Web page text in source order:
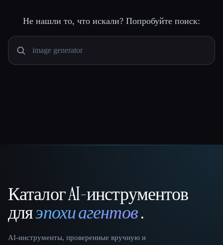
Не нашли то, что искали? Попробуйте поиск:
That AI Collection
Каталог AI-инструментов
дляэпохи агентов.
AI-инструменты, проверенные вручную и